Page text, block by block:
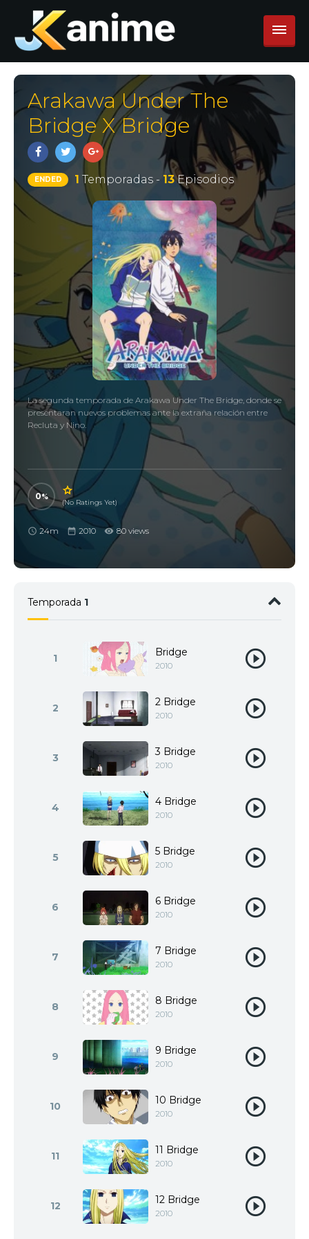
Arakawa Under The
Bridge X Bridge
ENDED 1 Temporadas - 13Episodios
La segunda temporada de Arakawa Under The Bridge, donde se
presentaran nuevos problemas ante la extraña relación entre
Recluta y Nino.
0
(No Ratings Yet)
24m 2010 80 views
Temporada 1
1 Bridge
2010
2 2 Bridge
2010
3 3 Bridge
2010
4 4 Bridge
2010
5 5 Bridge
2010
6 6 Bridge
2010
7 7 Bridge
2010
8 8 Bridge
2010
9 9 Bridge
2010
10 10 Bridge
2010
11 11 Bridge
2010
12 12 Bridge
2010